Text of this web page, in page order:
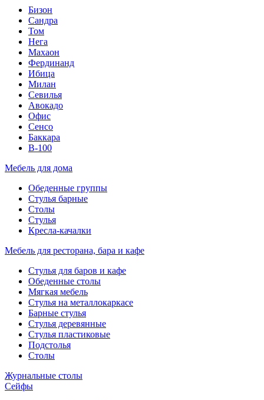
Бизон
Сандра
Том
Нега
Махаон
Фердинанд
Ибица
Милан
Севилья
Авокадо
Офис
Сенсо
Баккара
В-100
Мебель для дома
Обеденные группы
Стулья барные
Столы
Стулья
Кресла-качалки
Мебель для ресторана, бара и кафе
Стулья для баров и кафе
Обеденные столы
Мягкая мебель
Стулья на металлокаркасе
Барные стулья
Стулья деревянные
Стулья пластиковые
Подстолья
Столы
Журнальные столы
Сейфы